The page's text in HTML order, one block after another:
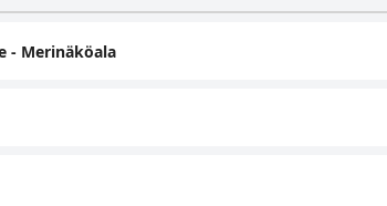
- Merinäköala